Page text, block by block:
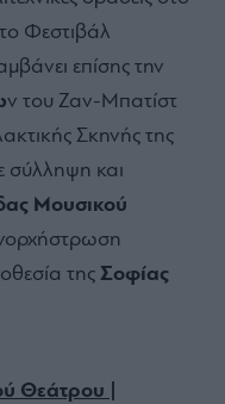
Φεστιβάλ
επίσης την
ν του Ζαν-Μπατίστ
Σκηνής της
και
Μουσικού
της Σοφίας
Θεάτρου |